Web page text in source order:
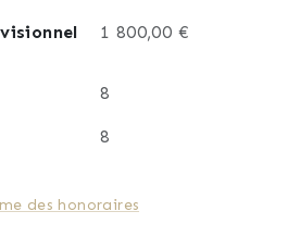
1 800,00 €
8
8
des honoraires